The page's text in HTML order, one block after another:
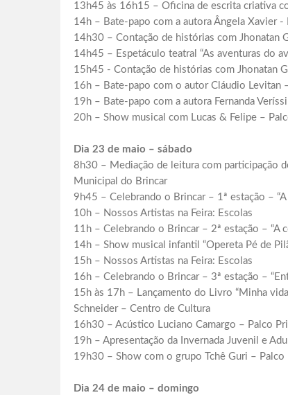
13h45 às 16h15 – Oficina de escrita criativa
14h – Bate-papo com a autora Ângela Xavier -
14h30 – Contação de histórias com Jhonatan
14h45 – Espetáculo teatral “As aventuras do
15h45 - Contação de histórias com Jhonatan
16h – Bate-papo com o autor Cláudio Levitan
19h – Bate-papo com a autora Fernanda
20h – Show musical com Lucas & Felipe –
Dia 23 de maio – sábado
8h30 – Mediação de leitura com participação
Municipal do Brincar
9h45 – Celebrando o Brincar – 1ª estação –
10h – Nossos Artistas na Feira: Escolas
11h – Celebrando o Brincar – 2ª estação – “A
14h – Show musical infantil “Opereta Pé de
15h – Nossos Artistas na Feira: Escolas
16h – Celebrando o Brincar – 3ª estação –
15h às 17h – Lançamento do Livro “Minha
Schneider – Centro de Cultura
16h30 – Acústico Luciano Camargo – Palco
19h – Apresentação da Invernada Juvenil e
19h30 – Show com o grupo Tchê Guri – Palco
Dia 24 de maio – domingo